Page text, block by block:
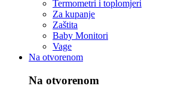
Termometri i toplomjeri
Za kupanje
Zaštita
Baby Monitori
Vage
Na otvorenom
Na otvorenom